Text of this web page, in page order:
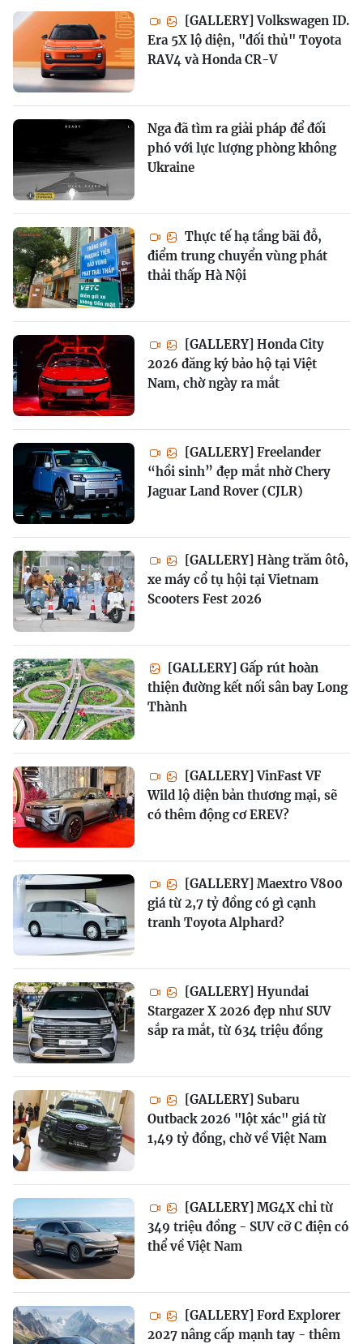
[GALLERY] Volkswagen ID.
Era 5X lộ diện, "đối thủ" Toyota
RAV4 và Honda CR-V
Nga đã tìm ra giải pháp để đối
phó với lực lượng phòng không
Ukraine
Thực tế hạ tầng bãi đỗ,
điểm trung chuyển vùng phát
thải thấp Hà Nội
[GALLERY] Honda City
2026 đăng ký bảo hộ tại Việt
Nam, chờ ngày ra mắt
[GALLERY] Freelander
“hồi sinh” đẹp mắt nhờ Chery
Jaguar Land Rover (CJLR)
[GALLERY] Hàng trăm ôtô,
xe máy cổ tụ hội tại Vietnam
Scooters Fest 2026
[GALLERY] Gấp rút hoàn
thiện đường kết nối sân bay Long
Thành
[GALLERY] VinFast VF
Wild lộ diện bản thương mại, sẽ
có thêm động cơ EREV?
[GALLERY] Maextro V800
giá từ 2,7 tỷ đồng có gì cạnh
tranh Toyota Alphard?
[GALLERY] Hyundai
Stargazer X 2026 đẹp như SUV
sắp ra mắt, từ 634 triệu đồng
[GALLERY] Subaru
Outback 2026 "lột xác" giá từ
1,49 tỷ đồng, chờ về Việt Nam
[GALLERY] MG4X chỉ từ
349 triệu đồng - SUV cỡ C điện có
thể về Việt Nam
[GALLERY] Ford Explorer
2027 nâng cấp mạnh tay - thêm